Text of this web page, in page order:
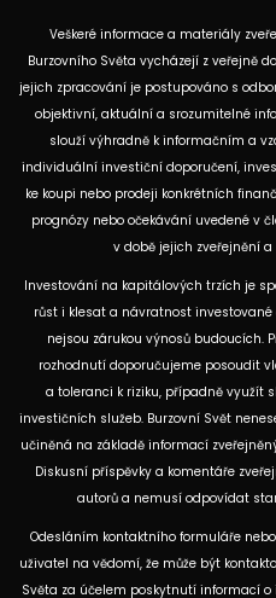
Veškeré informace a materiály
Burzovního Světa vycházejí z veřejně
jejich zpracování je postupováno s
objektivní, aktuální a srozumitelné
slouží výhradně k informačním a
individuální investiční doporučení,
ke koupi nebo prodeji konkrétních
prognózy nebo očekávání uvedené v
v době jejich zveřejnění
Investování na kapitálových trzích je
růst i klesat a návratnost
nejsou zárukou výnosů budoucích.
rozhodnutí doporučujeme posoudit
a toleranci k riziku, případně využít
investičních služeb. Burzovní Svět
učiněná na základě informací
Diskusní příspěvky a komentáře
autorů a nemusí odpovídat
Odesláním kontaktního formuláře
uživatel na vědomí, že může být
Světa za účelem poskytnutí informací